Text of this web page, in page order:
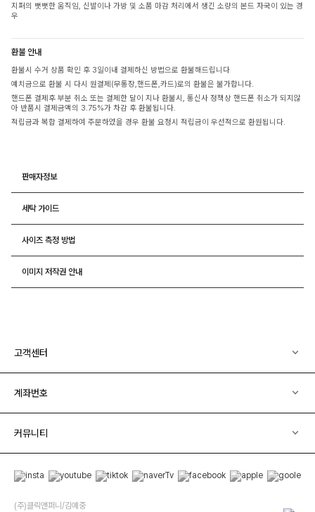
지퍼의 뻣뻣한 움직임, 신발이나 가방 및 소품 마감 처리에서 생긴 소량의 본드 자국이 있는 경
우
환불 안내
환불시 수거 상품 확인 후 3일이내 결제하신 방법으로 환불해드립니다
예치금으로 환불 시 다시 원결제(무통장,핸드폰,카드)로의 환불은 불가합니다.
핸드폰 결제후 부분 취소 또는 결제한 달이 지나 환불시, 통신사 정책상 핸드폰 취소가 되지않
아 반품시 결제금액의 3.75%가 차감 후 환불됩니다.
적립금과 복합 결제하여 주문하였을 경우 환불 요청시 적립금이 우선적으로 환원됩니다.
판매자정보
세탁 가이드
사이즈 측정 방법
이미지 저작권 안내
고객센터
계좌번호
커뮤니티
(주)클릭앤퍼니/김예중